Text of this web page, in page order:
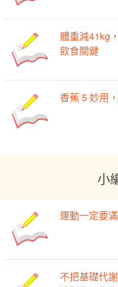
體重減41kg
飲食關鍵
香蕉 5 妙用
小
運動一定要
不把基礎代